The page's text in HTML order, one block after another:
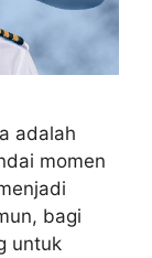
adalah
momen
bagi
untuk